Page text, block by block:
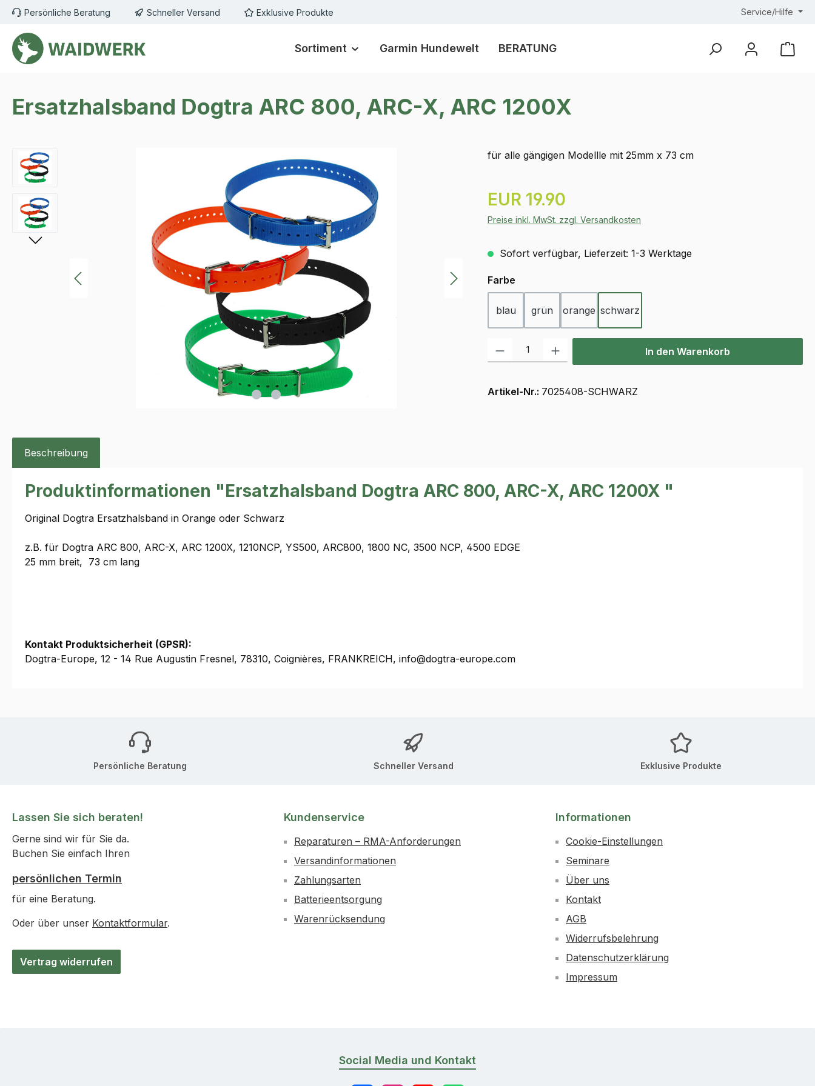
Hauptinhalt springen
Zur Suche springen
Zur Hauptnavigation springen
Persönliche Beratung Schneller Versand Exklusive Produkte Service/Hilfe
Sortiment Garmin Hundewelt BERATUNG
Ersatzhalsband Dogtra ARC 800, ARC-X, ARC 1200X
Bildergalerie überspringen für alle gängigen Modellle mit 25mm x 73 cm
Regulärer Preis:
EUR 19.90
Preise inkl. MwSt. zzgl. Versandkosten
Sofort verfügbar, Lieferzeit: 1-3 Werktage
Farbe
blau grün orange schwarz
Produkt Anzahl: Gib den gewünschten Wert ein oder benutze die Schaltflächen
In den Warenkorb
Artikel-Nr.: 7025408-SCHWARZ
Beschreibung
Produktinformationen "Ersatzhalsband Dogtra ARC 800, ARC-X, ARC 1200X "
Original Dogtra Ersatzhalsband in Orange oder Schwarz
z.B. für Dogtra ARC 800, ARC-X, ARC 1200X, 1210NCP, YS500, ARC800, 1800 NC, 3500 NCP, 4500 EDGE
25 mm breit, 73 cm lang
Kontakt Produktsicherheit (GPSR):
Dogtra-Europe, 12 - 14 Rue Augustin Fresnel, 78310, Coignières, FRANKREICH, info@dogtra-europe.com
Persönliche Beratung Schneller Versand Exklusive Produkte
Lassen Sie sich beraten!
Gerne sind wir für Sie da.
Buchen Sie einfach Ihren
persönlichen Termin
für eine Beratung.
Oder über unser Kontaktformular.
Vertrag widerrufen
Kundenservice
Reparaturen – RMA-Anforderungen
Versandinformationen
Zahlungsarten
Batterieentsorgung
Warenrücksendung
Informationen
Cookie-Einstellungen
Seminare
Über uns
Kontakt
AGB
Widerrufsbelehrung
Datenschutzerklärung
Impressum
Social Media und Kontakt